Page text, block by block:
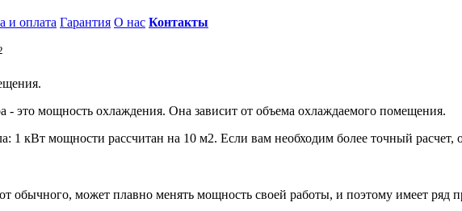
и оплата Гарантия О нас Контакты
- это мощность охлаждения. Она зависит от объема охлаждаемого помещения.
1 кВт мощности рассчитан на 10 м2. Если вам необходим более точный расчет,
обычного, может плавно менять мощность своей работы, и поэтому имеет ряд